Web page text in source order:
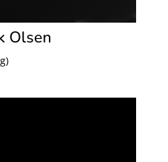
Olsen